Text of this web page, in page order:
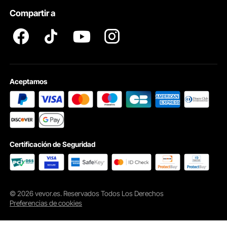
Adecuada para peluquerías, salones de belleza, spas y hogares, nuestra
estación de barbería se adapta sin esfuerzo, agregando limpieza y estética a su
Profesionales
Compartir a
Aceptamos
Certificación de Seguridad
© 2026 vevor.es. Reservados Todos Los Derechos
Preferencias de cookies